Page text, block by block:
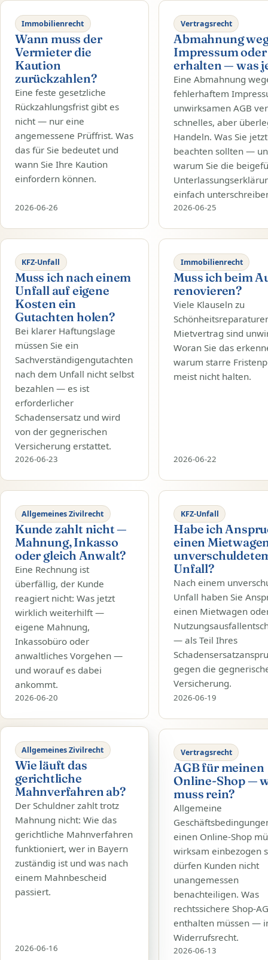
Immobilienrecht
Wann muss der
Vermieter die
Kaution
zurückzahlen?
Eine feste gesetzliche
Rückzahlungsfrist gibt es
nicht — nur eine
angemessene Prüffrist. Was
das für Sie bedeutet und
wann Sie Ihre Kaution
einfordern können.
2026-06-26
Vertragsrecht
Abmahnung
Impressum oder
erhalten — was
Eine Abmahnung
fehlerhaftem
unwirksamen AGB
schnelles, aber
Handeln. Was Sie jetzt
beachten sollten —
warum Sie die
einfach
2026-06-25
KFZ-Unfall
Muss ich nach einem
Unfall auf eigene
Kosten ein
Gutachten holen?
Bei klarer Haftungslage
müssen Sie ein
Sachverständigengutachten
nach dem Unfall nicht selbst
bezahlen — es ist
erforderlicher
Schadensersatz und wird
von der gegnerischen
Versicherung erstattet.
2026-06-23
Immobilienrecht
Muss ich beim
renovieren?
Viele Klauseln zu
Mietvertrag sind
Woran Sie das
warum starre
meist nicht halten.
2026-06-22
Allgemeines Zivilrecht
Kunde zahlt nicht —
Mahnung, Inkasso
oder gleich Anwalt?
Eine Rechnung ist
überfällig, der Kunde
reagiert nicht: Was jetzt
wirklich weiterhilft —
eigene Mahnung,
Inkassobüro oder
anwaltliches Vorgehen —
und worauf es dabei
ankommt.
2026-06-20
KFZ-Unfall
Habe ich
einen
Unfall?
Nach einem
Unfall haben Sie
einen Mietwagen
— als Teil Ihres
gegen die
Versicherung.
2026-06-19
Allgemeines Zivilrecht
Wie läuft das
gerichtliche
Mahnverfahren ab?
Der Schuldner zahlt trotz
Mahnung nicht: Wie das
gerichtliche Mahnverfahren
funktioniert, wer in Bayern
zuständig ist und was nach
einem Mahnbescheid
passiert.
2026-06-16
Vertragsrecht
AGB für meinen
Online-Shop —
muss rein?
Allgemeine
einen Online-Shop
wirksam einbezogen
dürfen Kunden nicht
unangemessen
benachteiligen. Was
rechtssichere Shop-
enthalten müssen —
Widerrufsrecht.
2026-06-13